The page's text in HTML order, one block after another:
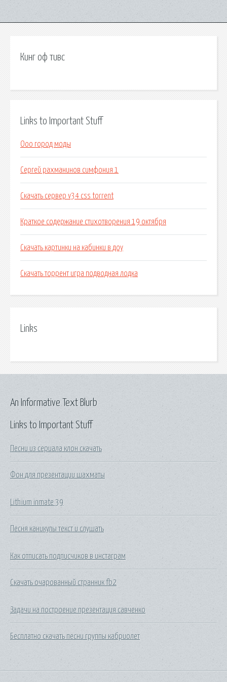
Кинг оф тивс
Links to Important Stuff
Ооо город моды
Сергей рахманинов симфония 1
Скачать сервер v34 css torrent
Краткое содержание стихотворения 19 октября
Скачать картинки на кабинки в доу
Скачать торрент игра подводная лодка
Links
Links to Important Stuff
Песни из сериала клон скачать
Фон для презентации шахматы
Lithium inmate 39
Песня каникулы текст и слушать
Как отписать подписчиков в инстаграм
Скачать очарованный странник fb2
Задачи на построение презентация савченко
Бесплатно скачать песни группы кабриолет
An Informative Text Blurb